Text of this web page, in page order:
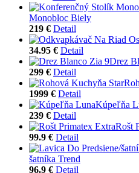
Monobloc Biely
219 € Detail
34.95 € Detail
Drez
299 € Detail
1999 € Detail
Kúpeľňa
239 € Detail
Rošt
99.9 € Detail
šatníka Trend
96.9 € Detail